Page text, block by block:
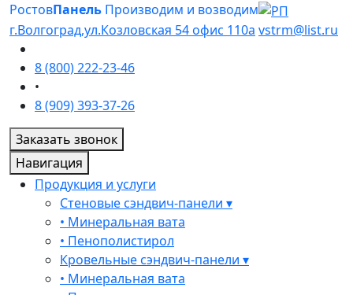
РостовПанель Производим и возводим
г.Волгоград,ул.Козловская 54 офис 110а vstrm@list.ru
8 (800) 222-23-46
•
8 (909) 393-37-26
Заказать звонок
Навигация
Продукция и услуги
Стеновые сэндвич-панели ▾
• Минеральная вата
• Пенополистирол
Кровельные сэндвич-панели ▾
• Минеральная вата